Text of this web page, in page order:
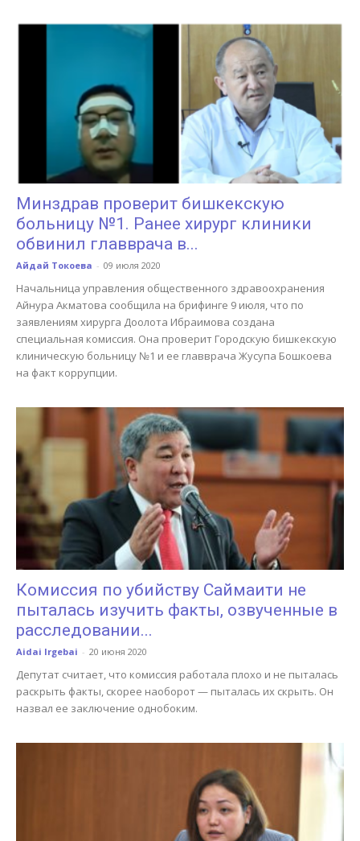
Минздрав проверит бишкекскую
больницу №1. Ранее хирург клиники
обвинил главврача в...
Айдай Токоева - 09 июля 2020
Начальница управления общественного здравоохранения
Айнура Акматова сообщила на брифинге 9 июля, что по
заявлениям хирурга Доолота Ибраимова создана
специальная комиссия. Она проверит Городскую бишкекскую
клиническую больницу №1 и ее главврача Жусупа Бошкоева
на факт коррупции.
Комиссия по убийству Саймаити не
пыталась изучить факты, озвученные в
расследовании...
Aidai Irgebai - 20 июня 2020
Депутат считает, что комиссия работала плохо и не пыталась
раскрыть факты, скорее наоборот — пыталась их скрыть. Он
назвал ее заключение однобоким.